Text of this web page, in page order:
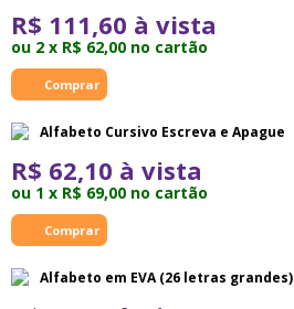
R$ 111,60 à vista
ou 2 x R$ 62,00 no cartão
Alfabeto Cursivo Escreva e Apague
R$ 62,10 à vista
ou 1 x R$ 69,00 no cartão
Alfabeto em EVA (26 letras grandes)